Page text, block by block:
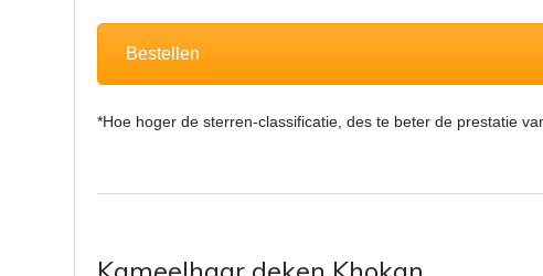
Bestellen
*Hoe hoger de sterren-classificatie, des te beter de prestatie